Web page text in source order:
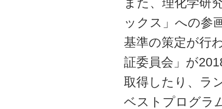
ックス」への参
基準の策定が行
証委員会」が
取得したり、ラ
ベストプログラ